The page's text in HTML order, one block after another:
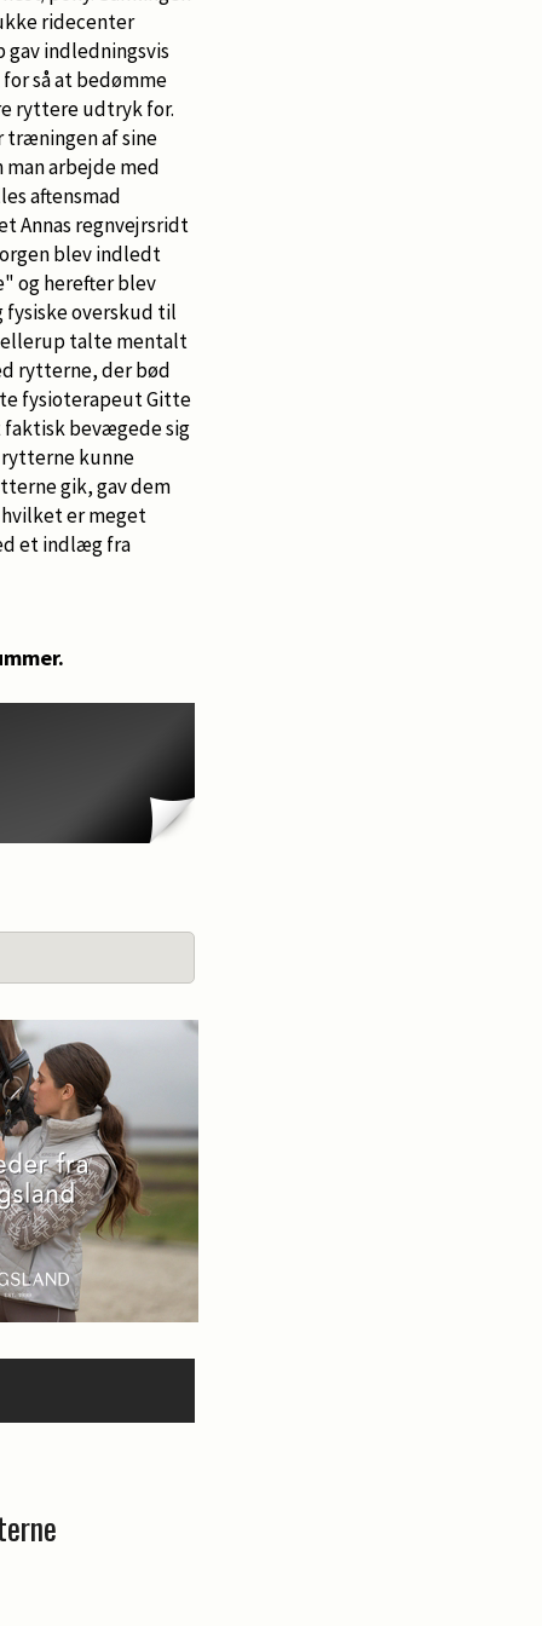
ridecenter
gav indledningsvis
så at bedømme
ryttere udtryk for.
træningen af sine
man arbejde med
aftensmad
Annas regnvejrsridt
blev indledt
og herefter blev
overskud til
talte mentalt
rytterne, der bød
fysioterapeut Gitte
faktisk bevægede sig
kunne
gik, gav dem
er meget
et indlæg fra